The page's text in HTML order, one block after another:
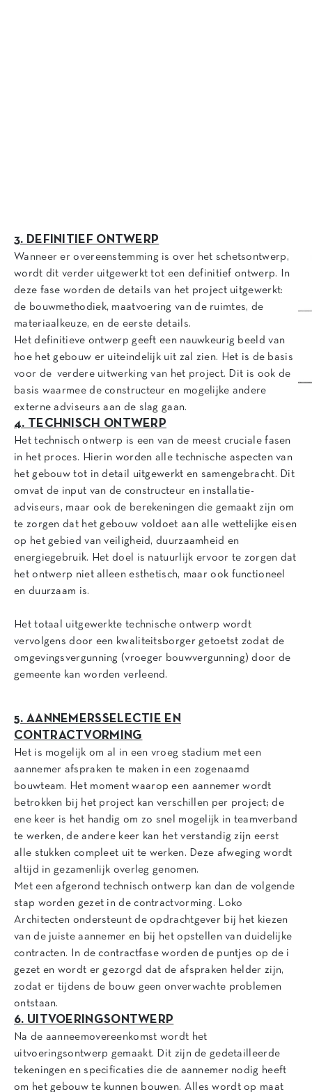
3. DEFINITIEF ONTWERP
Wanneer er overeenstemming is over het schetsontwerp,
wordt dit verder uitgewerkt tot een definitief ontwerp. In
deze fase worden de details van het project uitgewerkt:
de bouwmethodiek, maatvoering van de ruimtes, de
materiaalkeuze, en de eerste details.
Het definitieve ontwerp geeft een nauwkeurig beeld van
hoe het gebouw er uiteindelijk uit zal zien. Het is de basis
voor de verdere uitwerking van het project. Dit is ook de
basis waarmee de constructeur en mogelijke andere
externe adviseurs aan de slag gaan.
4. TECHNISCH ONTWERP
Het technisch ontwerp is een van de meest cruciale fasen
in het proces. Hierin worden alle technische aspecten van
het gebouw tot in detail uitgewerkt en samengebracht. Dit
omvat de input van de constructeur en installatie-
adviseurs, maar ook de berekeningen die gemaakt zijn om
te zorgen dat het gebouw voldoet aan alle wettelijke eisen
op het gebied van veiligheid, duurzaamheid en
energiegebruik. Het doel is natuurlijk ervoor te zorgen dat
het ontwerp niet alleen esthetisch, maar ook functioneel
en duurzaam is.
Het totaal uitgewerkte technische ontwerp wordt
vervolgens door een kwaliteitsborger getoetst zodat de
omgevingsvergunning (vroeger bouwvergunning) door de
gemeente kan worden verleend.
5. AANNEMERSSELECTIE EN
CONTRACTVORMING
Het is mogelijk om al in een vroeg stadium met een
aannemer afspraken te maken in een zogenaamd
bouwteam. Het moment waarop een aannemer wordt
betrokken bij het project kan verschillen per project; de
ene keer is het handig om zo snel mogelijk in teamverband
te werken, de andere keer kan het verstandig zijn eerst
alle stukken compleet uit te werken. Deze afweging wordt
altijd in gezamenlijk overleg genomen.
Met een afgerond technisch ontwerp kan dan de volgende
stap worden gezet in de contractvorming. Loko
Architecten ondersteunt de opdrachtgever bij het kiezen
van de juiste aannemer en bij het opstellen van duidelijke
contracten. In de contractfase worden de puntjes op de i
gezet en wordt er gezorgd dat de afspraken helder zijn,
zodat er tijdens de bouw geen onverwachte problemen
ontstaan.
6. UITVOERINGSONTWERP
Na de aanneemovereenkomst wordt het
uitvoeringsontwerp gemaakt. Dit zijn de gedetailleerde
tekeningen en specificaties die de aannemer nodig heeft
om het gebouw te kunnen bouwen. Alles wordt op maat